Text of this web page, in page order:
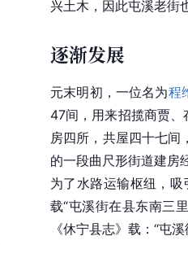
兴土木，因此屯溪老街
逐渐发展
元末明初，一位名为程
47间，用来招揽商贾、
房四所，共屋四十七间
的一段曲尺形街道建房
为了水路运输枢纽，
载“屯溪街在县东南三
《休宁县志》载：“屯